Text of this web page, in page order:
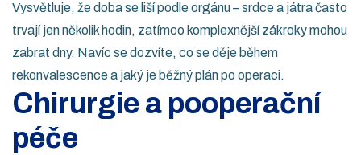
Vysvětluje, že doba se liší podle orgánu – srdce a játra často
trvají jen několik hodin, zatímco komplexnější zákroky mohou
zabrat dny. Navíc se dozvíte, co se děje během
rekonvalescence a jaký je běžný plán po operaci.
Chirurgie a pooperační
péče